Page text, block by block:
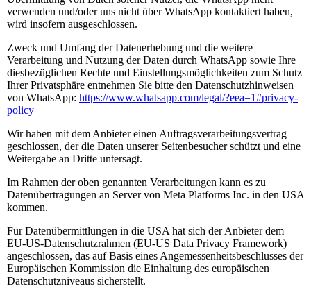
verwenden und/oder uns nicht über WhatsApp kontaktiert haben,
wird insofern ausgeschlossen.
Zweck und Umfang der Datenerhebung und die weitere
Verarbeitung und Nutzung der Daten durch WhatsApp sowie Ihre
diesbezüglichen Rechte und Einstellungsmöglichkeiten zum Schutz
Ihrer Privatsphäre entnehmen Sie bitte den Datenschutzhinweisen
von WhatsApp: https://www.whatsapp.com/legal/?eea=1#privacy-
policy
Wir haben mit dem Anbieter einen Auftragsverarbeitungsvertrag
geschlossen, der die Daten unserer Seitenbesucher schützt und eine
Weitergabe an Dritte untersagt.
Im Rahmen der oben genannten Verarbeitungen kann es zu
Datenübertragungen an Server von Meta Platforms Inc. in den USA
kommen.
Für Datenübermittlungen in die USA hat sich der Anbieter dem
EU-US-Datenschutzrahmen (EU-US Data Privacy Framework)
angeschlossen, das auf Basis eines Angemessenheitsbeschlusses der
Europäischen Kommission die Einhaltung des europäischen
Datenschutzniveaus sicherstellt.